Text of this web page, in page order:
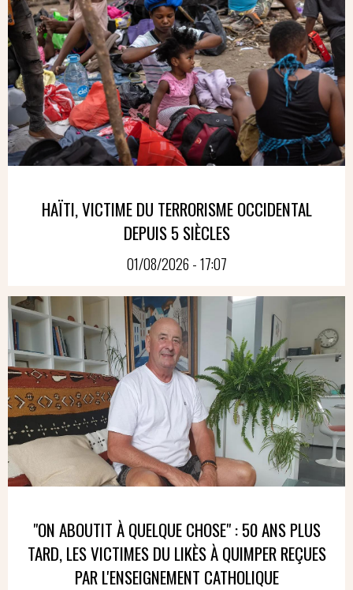
HAÏTI, VICTIME DU TERRORISME OCCIDENTAL
DEPUIS 5 SIÈCLES
01/08/2026 - 17:07
"ON ABOUTIT À QUELQUE CHOSE" : 50 ANS PLUS
TARD, LES VICTIMES DU LIKÈS À QUIMPER REÇUES
PAR L'ENSEIGNEMENT CATHOLIQUE